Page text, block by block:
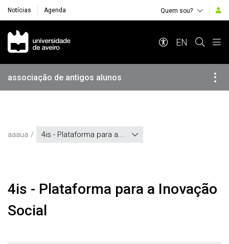
Notícias Agenda Quem sou?
Navegação Principal
EN
associação de antigos alunos
aaaua 4is - Plataforma para a...
4is - Plataforma para a Inovação
Social